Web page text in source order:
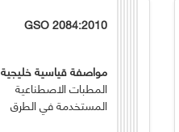
GSO 2084:2010
مواصفة قياسية خليجية
المطبات الاصطناعية
المستخدمة في الطرق